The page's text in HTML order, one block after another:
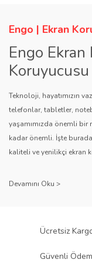
Engo | Ekran
Engo
Koruyucusu
Teknoloji, hayatımızın
telefonlar, tabletler,
yaşamımızda önemli
kadar önemli. İşte
kaliteli ve yenilikçi ekran
sağlıyor.
Engo ekran koruyucuları
ürününü titiz bir kalite
Ücretsiz
Güvenli